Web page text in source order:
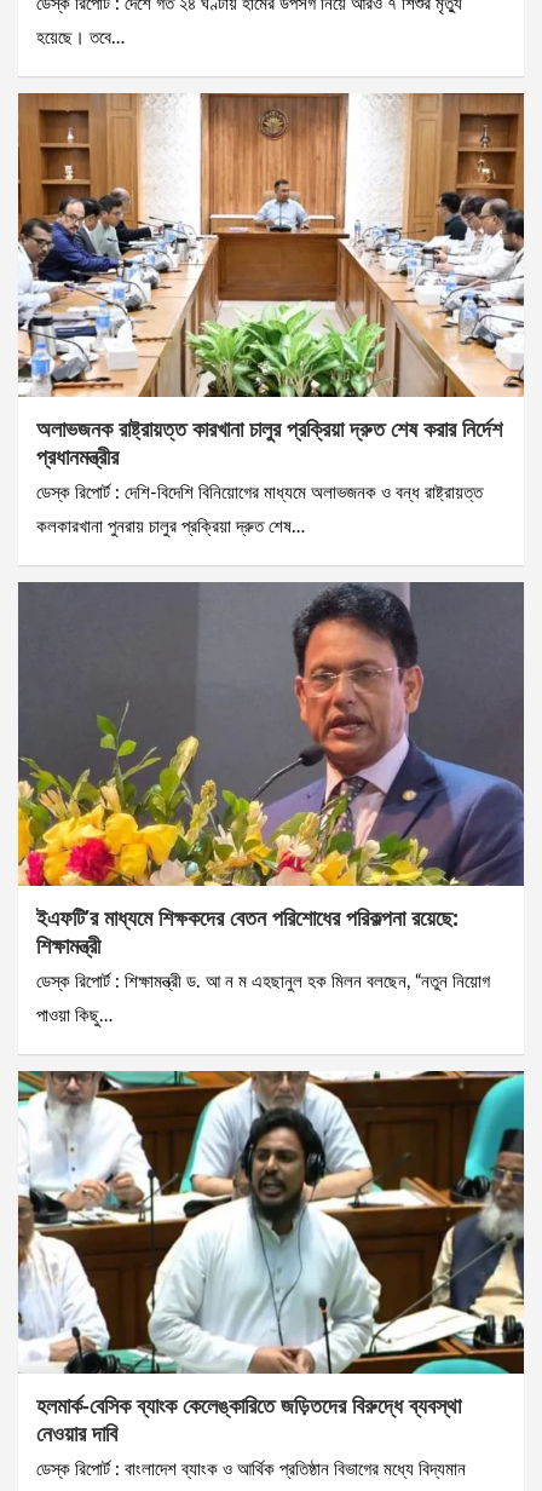
ডেস্ক রিপোর্ট : দেশে গত ২৪ ঘণ্টায় হামের উপসর্গ নিয়ে আরও ৭ শিশুর মৃত্যু
হয়েছে। তবে…
অলাভজনক রাষ্ট্রায়ত্ত কারখানা চালুর প্রক্রিয়া দ্রুত শেষ করার নির্দেশ
প্রধানমন্ত্রীর
ডেস্ক রিপোর্ট : দেশি-বিদেশি বিনিয়োগের মাধ্যমে অলাভজনক ও বন্ধ রাষ্ট্রায়ত্ত
কলকারখানা পুনরায় চালুর প্রক্রিয়া দ্রুত শেষ…
ইএফটি’র মাধ্যমে শিক্ষকদের বেতন পরিশোধের পরিকল্পনা রয়েছে:
শিক্ষামন্ত্রী
ডেস্ক রিপোর্ট : শিক্ষামন্ত্রী ড. আ ন ম এহছানুল হক মিলন বলছেন, “নতুন নিয়োগ
পাওয়া কিছু…
হলমার্ক-বেসিক ব্যাংক কেলেঙ্কারিতে জড়িতদের বিরুদ্ধে ব্যবস্থা
নেওয়ার দাবি
ডেস্ক রিপোর্ট : বাংলাদেশ ব্যাংক ও আর্থিক প্রতিষ্ঠান বিভাগের মধ্যে বিদ্যমান